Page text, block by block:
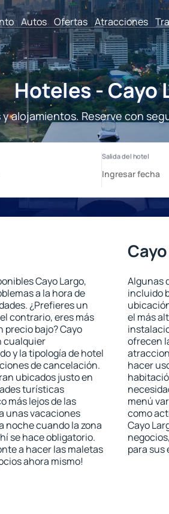
Autos Ofertas Atracciones
Hoteles - Cayo
alojamientos. Reserve con
Cayo Largo,
a la hora de
¿Prefieres un
contrario, eres más
precio bajo? Cayo
cualquier
y la tipología de hotel
de cancelación.
ubicados justo en
turísticas
más lejos de las
unas vacaciones
noche cuando la zona
se hace obligatorio.
a hacer las maletas
ahora mismo!
Algunas
incluido
el más
ofrecen
hacer
menú
como
Cayo
para sus